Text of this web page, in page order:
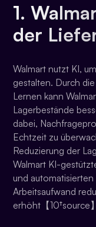
1.
der
Walmart nutzt KI,
gestalten. Durch
Lernen kann
Lagerbestände
dabei,
Echtzeit zu
Reduzierung der
Walmart KI-
und
Arbeitsaufwand
erhöht【10†source